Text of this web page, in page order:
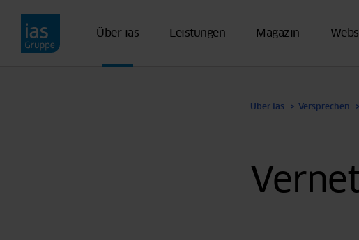
Direkt zum Inhalt
Über ias Leistungen Magazin
Über ias Versprechen